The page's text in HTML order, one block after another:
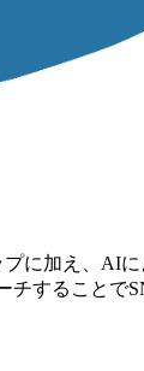
に加え、AI
することで